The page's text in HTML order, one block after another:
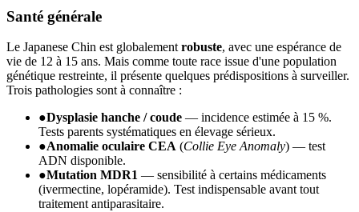
Santé générale
Le Japanese Chin est globalement robuste, avec une espérance de
vie de 12 à 15 ans. Mais comme toute race issue d'une population
génétique restreinte, il présente quelques prédispositions à surveiller.
Trois pathologies sont à connaître :
●Dysplasie hanche / coude — incidence estimée à 15 %.
Tests parents systématiques en élevage sérieux.
●Anomalie oculaire CEA (Collie Eye Anomaly) — test
ADN disponible.
●Mutation MDR1 — sensibilité à certains médicaments
(ivermectine, lopéramide). Test indispensable avant tout
traitement antiparasitaire.